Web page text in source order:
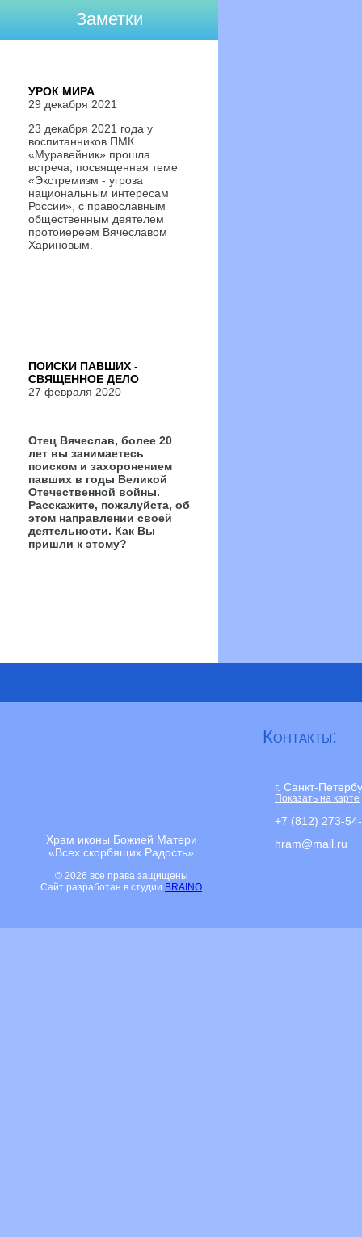
Заметки
УРОК МИРА
29 декабря 2021
23 декабря 2021 года у
воспитанников ПМК
«Муравейник» прошла
встреча, посвященная теме
«Экстремизм - угроза
национальным интересам
России», с православным
общественным деятелем
протоиереем Вячеславом
Хариновым.
ПОИСКИ ПАВШИХ -
СВЯЩЕННОЕ ДЕЛО
27 февраля 2020
Отец Вячеслав, более 20
лет вы занимаетесь
поиском и захоронением
павших в годы Великой
Отечественной войны.
Расскажите, пожалуйста, об
этом направлении своей
деятельности. Как Вы
пришли к этому?
Храм иконы Божией Матери
«Всех скорбящих Радость»
© 2026 все права защищены
Сайт разработан в студии BRAINO
Контакты:
г. Санкт-
Показать на карте
+7 (812) 273-
hram@mail.ru